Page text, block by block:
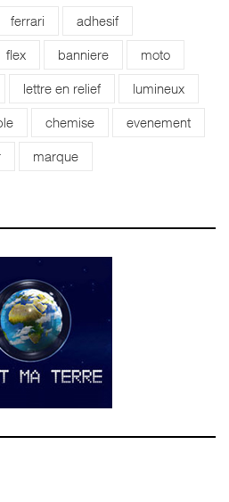
ferrari adhesif
flex banniere moto
lettre en relief lumineux
chemise evenement
marque